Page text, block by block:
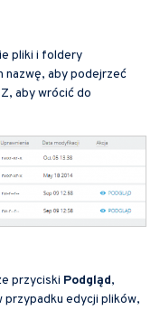
pliki i foldery
nazwę, aby podejrzeć
aby wrócić do
przyciski Podgląd,
edycji plików,